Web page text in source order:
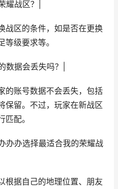
耀战区？|
战区的条件，如是否在更换
级要求等。
数据会丢失吗？|
的账号数据不会丢失，包括
保留。不过，玩家在新战区
配。
办办选择最适合我的荣耀战
根据自己的地理位置、朋友